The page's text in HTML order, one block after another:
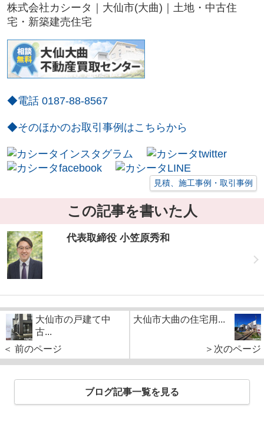
株式会社カシータ｜大仙市(大曲)｜土地・中古住
宅・新築建売住宅
◆電話 0187-88-8567
◆そのほかのお取引事例はこちらから
見積、施工事例・取引事例
この記事を書いた人
代表取締役 小笠原秀和
大仙市の戸建て中
古...
＜ 前のページ
大仙市大曲の住宅用...
＞次のページ
ブログ記事一覧を見る